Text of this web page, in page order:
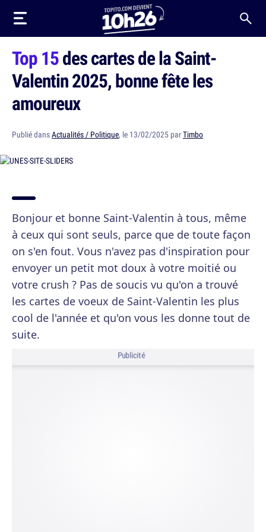
Top 15des cartes de la Saint-
Valentin 2025, bonne fête les
amoureux
Publié dansActualités / Politique, le 13/02/2025 parTimbo
Bonjour et bonne Saint-Valentin à tous, même
à ceux qui sont seuls, parce que de toute façon
on s'en fout. Vous n'avez pas d'inspiration pour
envoyer un petit mot doux à votre moitié ou
votre crush ? Pas de soucis vu qu'on a trouvé
les cartes de voeux de Saint-Valentin les plus
cool de l'année et qu'on vous les donne tout de
suite.
Publicité